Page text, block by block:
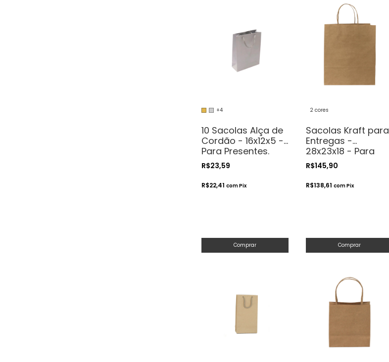
+4
10 Sacolas Alça de
Cordão - 16x12x5 -
Para Presentes.
Cosméticos ou
Artesanatos
R$23,59
R$22,41 comPix
Comprar
2 cores
Sacolas Kraft para
Entregas -
28x23x18 - Para
Delivery
R$145,90
R$138,61comPix
Comprar